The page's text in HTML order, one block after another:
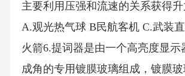
主要利用压强和流速的关系获得升
A.观光热气球 B民航客机 C.武装
火箭6.提词器是由一个高亮度显示
成角的专用镀膜玻璃组成，镀膜